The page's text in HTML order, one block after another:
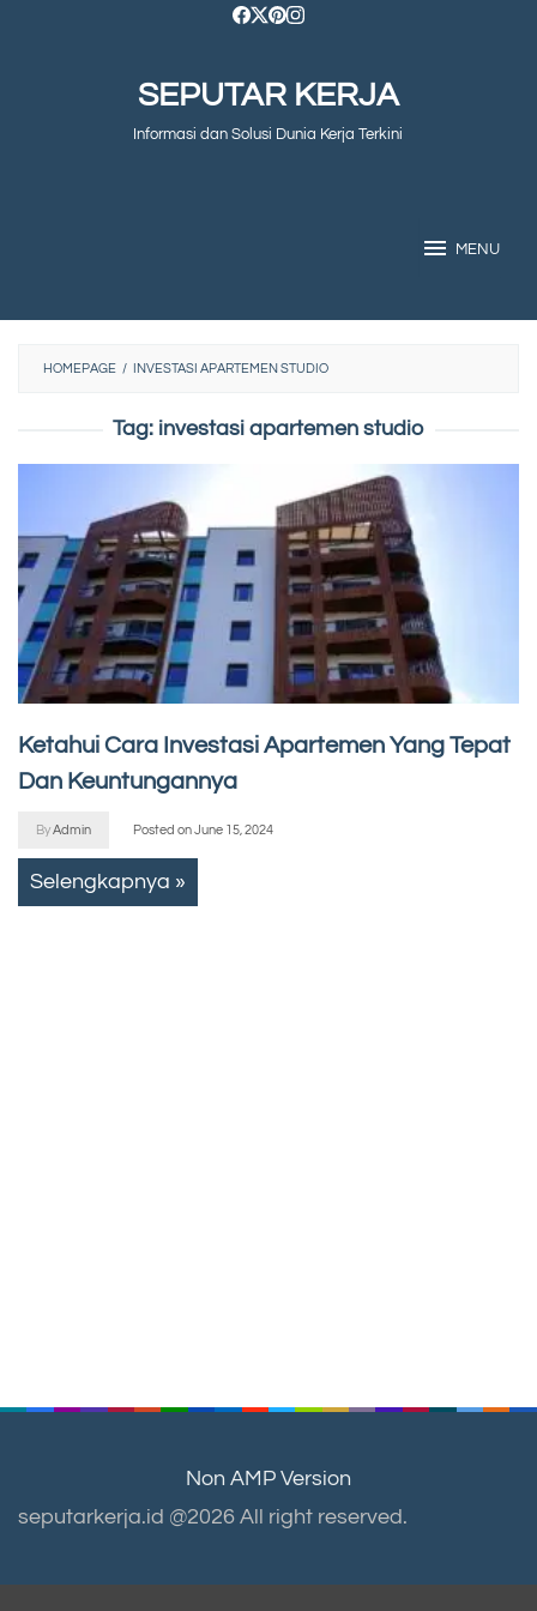
SEPUTAR KERJA
Informasi dan Solusi Dunia Kerja Terkini
MENU
HOMEPAGE / INVESTASI APARTEMEN STUDIO
Tag: investasi apartemen studio
Ketahui Cara Investasi Apartemen Yang Tepat
Dan Keuntungannya
ByAdmin Posted onJune 15, 2024
Selengkapnya »
Non AMP Version
seputarkerja.id @2026 All right reserved.